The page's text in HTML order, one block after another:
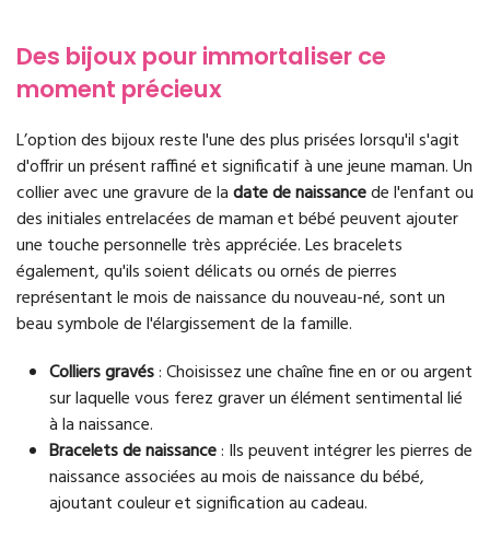
Des bijoux pour immortaliser ce
moment précieux
L’option des bijoux reste l'une des plus prisées lorsqu'il s'agit
d'offrir un présent raffiné et significatif à une jeune maman. Un
collier avec une gravure de ladate de naissancede l'enfant ou
des initiales entrelacées de maman et bébé peuvent ajouter
une touche personnelle très appréciée. Les bracelets
également, qu'ils soient délicats ou ornés de pierres
représentant le mois de naissance du nouveau-né, sont un
beau symbole de l'élargissement de la famille.
Colliers gravés: Choisissez une chaîne fine en or ou argent
sur laquelle vous ferez graver un élément sentimental lié
à la naissance.
Bracelets de naissance: Ils peuvent intégrer les pierres de
naissance associées au mois de naissance du bébé,
ajoutant couleur et signification au cadeau.